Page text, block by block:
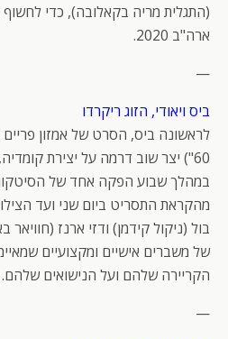
(התגלית מריה בקאלובה), כדי
ארה"ב 2020.
—
ביס ויאודי, הזוג ריקרדו
לראשונה ביס, הסרט של אמזון פריים
60") יצר שוב דרמה על יצירת
במהלך שבוע הפקה אחד של
מהקראת התסריט ביום שני ועד
בול (ניקול קידמן) ודזי ארנז
של משברים אישיים ומקצועיים
הקריירה שלהם ועל הנישואים שלהם.
—